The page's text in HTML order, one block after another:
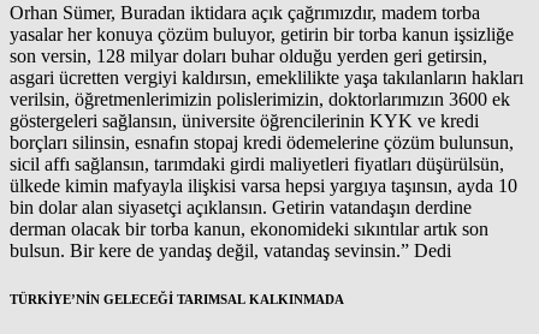
Orhan Sümer, Buradan iktidara açık çağrımızdır, madem torba
yasalar her konuya çözüm buluyor, getirin bir torba kanun işsizliğe
son versin, 128 milyar doları buhar olduğu yerden geri getirsin,
asgari ücretten vergiyi kaldırsın, emeklilikte yaşa takılanların hakları
verilsin, öğretmenlerimizin polislerimizin, doktorlarımızın 3600 ek
göstergeleri sağlansın, üniversite öğrencilerinin KYK ve kredi
borçları silinsin, esnafın stopaj kredi ödemelerine çözüm bulunsun,
sicil affı sağlansın, tarımdaki girdi maliyetleri fiyatları düşürülsün,
ülkede kimin mafyayla ilişkisi varsa hepsi yargıya taşınsın, ayda 10
bin dolar alan siyasetçi açıklansın. Getirin vatandaşın derdine
derman olacak bir torba kanun, ekonomideki sıkıntılar artık son
bulsun. Bir kere de yandaş değil, vatandaş sevinsin.” Dedi
TÜRKİYE’NİN GELECEĞİ TARIMSAL KALKINMADA